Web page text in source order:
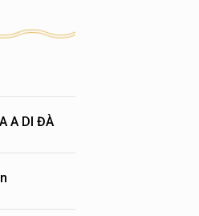
A DI ĐÀ